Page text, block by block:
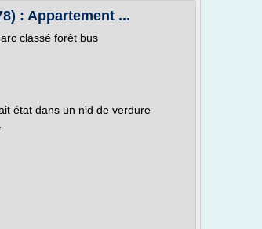
: Appartement ...
classé forêt bus
état dans un nid de verdure